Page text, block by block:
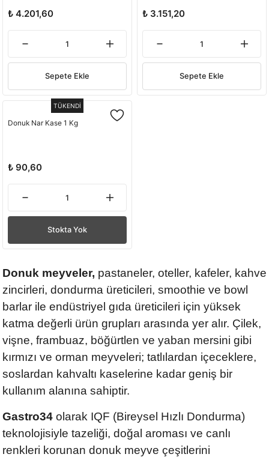
₺ 4.201,60
Sepete Ekle
₺ 3.151,20
Sepete Ekle
TÜKENDİ
Donuk Nar Kase 1 Kg
₺ 90,60
Stokta Yok
Donuk meyveler, pastaneler, oteller, kafeler, kahve
zincirleri, dondurma üreticileri, smoothie ve bowl
barlar ile endüstriyel gıda üreticileri için yüksek
katma değerli ürün grupları arasında yer alır. Çilek,
vişne, frambuaz, böğürtlen ve yaban mersini gibi
kırmızı ve orman meyveleri; tatlılardan içeceklere,
soslardan kahvaltı kaselerine kadar geniş bir
kullanım alanına sahiptir.
Gastro34 olarak IQF (Bireysel Hızlı Dondurma)
teknolojisiyle tazeliği, doğal aroması ve canlı
renkleri korunan donuk meyve çeşitlerini